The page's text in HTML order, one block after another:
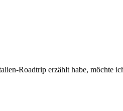
Roadtrip erzählt habe, möchte